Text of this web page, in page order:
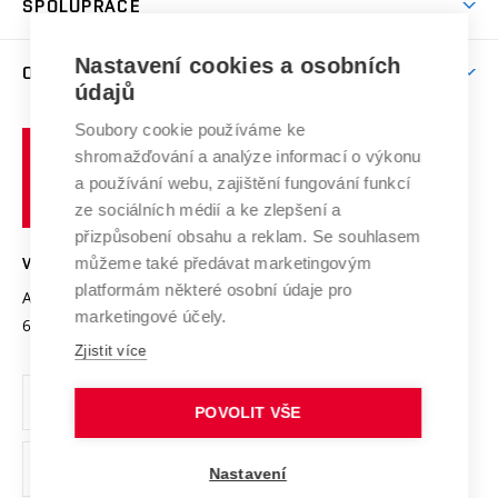
Brno
Celoživotní vzdělávání
E-přihláška
Závěrečné práce
Doktorské studium
Studium bez bariér
Podpora podnikání
Mezinárodní vědecká rada
Systém zajišťování kvality výzkumu
Výzkumné infrastruktury
Transfer znalostí
Open Science
Projekty
Projekty ze strukturálních fondů
Specifický výzkum
SPOLUPRÁCE
Zahraniční spolupráce
Spolupráce se školami
Služby univerzity
Mezinárodní dohody
Univerzitní sítě
O UNIVERZITĚ
Profil univerzity
Udržitelná univerzita
Podnikavá univerzita / ContriBUTe
Bezpečná univerzita
Vyznamenání
Organizační struktura
Ochrana osobních údajů
odkaz)
učení
technické
VYSOKÉ UČENÍ TECHNICKÉ V BRNĚ
Antonínská 548/1
602 00 Brno
www.vut.cz
vut@vutbr.cz
Nastavení cookies a osobních
údajů
Soubory cookie používáme ke
shromažďování a analýze informací o výkonu
a používání webu, zajištění fungování funkcí
ze sociálních médií a ke zlepšení a
přizpůsobení obsahu a reklam. Se souhlasem
můžeme také předávat marketingovým
platformám některé osobní údaje pro
marketingové účely.
Zjistit více
POVOLIT VŠE
Nastavení